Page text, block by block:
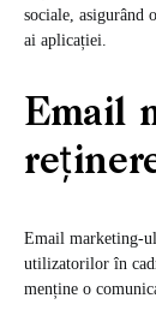
sociale, asigurând
ai aplicației.
Email
Email marketing-
utilizatorilor în
menține o